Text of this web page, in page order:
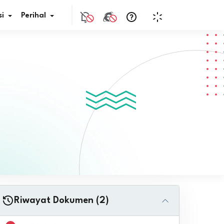
JDIH
Perihal
Riwayat Dokumen (2)